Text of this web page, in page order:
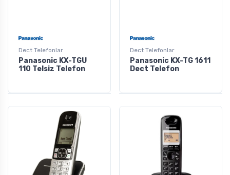
Dect Telefonlar
Panasonic KX-TGU
110 Telsiz Telefon
Dect Telefonlar
Panasonic KX-TG 1611
Dect Telefon